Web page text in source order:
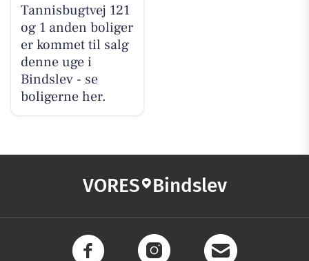
Tannisbugtvej 121
og 1 anden boliger
er kommet til salg
denne uge i
Bindslev - se
boligerne her.
VORES Bindslev